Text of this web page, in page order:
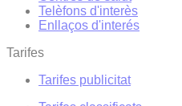
Telèfons d'interès
Enllaços d'interés
Tarifes
Tarifes publicitat